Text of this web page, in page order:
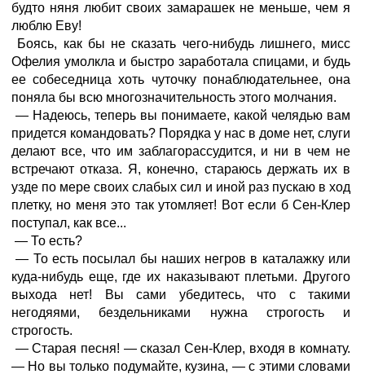
будто няня любит своих замарашек не меньше, чем я
люблю Еву!
Боясь, как бы не сказать чего-нибудь лишнего, мисс
Офелия умолкла и быстро заработала спицами, и будь
ее собеседница хоть чуточку понаблюдательнее, она
поняла бы всю многозначительность этого молчания.
— Надеюсь, теперь вы понимаете, какой челядью вам
придется командовать? Порядка у нас в доме нет, слуги
делают все, что им заблагорассудится, и ни в чем не
встречают отказа. Я, конечно, стараюсь держать их в
узде по мере своих слабых сил и иной раз пускаю в ход
плетку, но меня это так утомляет! Вот если б Сен-Клер
поступал, как все...
— То есть?
— То есть посылал бы наших негров в каталажку или
куда-нибудь еще, где их наказывают плетьми. Другого
выхода нет! Вы сами убедитесь, что с такими
негодяями, бездельниками нужна строгость и
строгость.
— Старая песня! — сказал Сен-Клер, входя в комнату.
— Но вы только подумайте, кузина, — с этими словами